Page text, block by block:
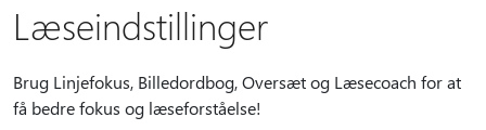
Læseindstillinger
Brug Linjefokus, Billedordbog, Oversæt og Læsecoach for at
få bedre fokus og læseforståelse!